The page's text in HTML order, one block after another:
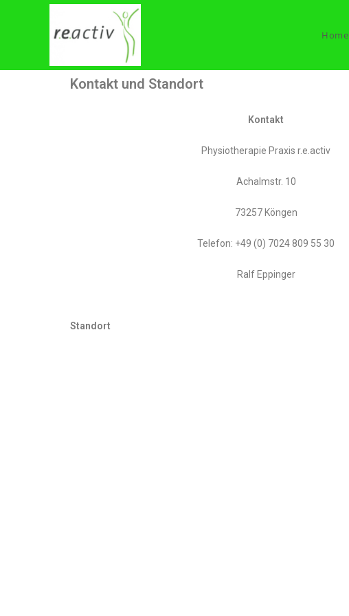
Home
Kontakt und Standort
Kontakt
Physiotherapie Praxis r.e.activ
Achalmstr. 10
73257 Köngen
Telefon: +49 (0) 7024 809 55 30
Ralf Eppinger
Standort